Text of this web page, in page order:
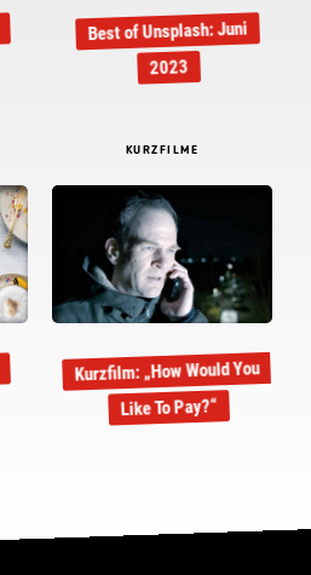
Best of Unsplash: Juni
2023
KURZFILME
Kurzfilm: „How Would You
Like To Pay?“